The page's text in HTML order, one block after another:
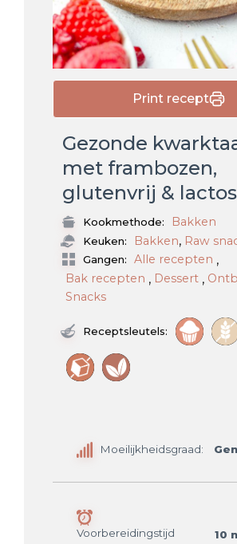
Print recept
Gezonde
met frambozen,
glutenvrij &
Kookmethode: Bakken
Keuken: Bakken, Raw
Gangen: Alle recepten ,
Bak recepten , Dessert ,
Snacks
Receptsleutels:
Moeilijkheidsgraad:
Voorbereidingstijd
10